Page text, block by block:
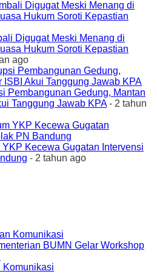
Digugat Meski Menang di
Hukum Soroti Kepastian
ago
Pembangunan Gedung, Mantan
Tanggung Jawab KPA- 2 tahun
YKP Kecewa Gugatan Intervensi
- 2 tahun ago
Komunikasi